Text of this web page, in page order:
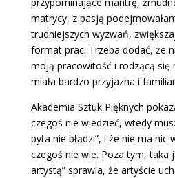
matrycy, z pasją
trudniejszych wyzwań,
format prac. Trzeba dodać, że
moją pracowitość i rodzącą się
miała bardzo przyjazna i
Akademia Sztuk Pięknych
czegoś nie wiedzieć, wtedy
pyta nie błądzi”, i że nie ma nic
czegoś nie wie. Poza tym, taka
artystą” sprawia, że artyście